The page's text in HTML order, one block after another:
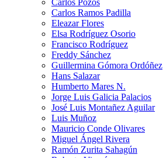
Carlos Ramos Padilla
Eleazar Flores
Elsa Rodríguez Osorio
Francisco Rodríguez
Freddy Sánchez
Guillermina Gómora Ordóñez
Hans Salazar
Humberto Mares N.
Jorge Luis Galicia Palacios
José Luis Montañez Aguilar
Luis Muñoz
Mauricio Conde Olivares
Miguel Ángel Rivera
Ramón Zurita Sahagún